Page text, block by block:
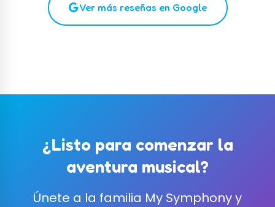
Ver más reseñas en Google
¿Listo para comenzar la
aventura musical?
Únete a la familia My Symphony y